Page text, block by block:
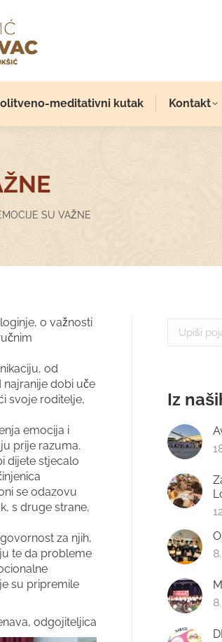
meditativni kutak Kontakt
SU VAŽNE
o važnosti
od
dobi uče
svoje roditelje,
emocija i
prije razuma.
dijete stjecalo
se odazovu
s druge strane,
za njih,
te da probleme
su pripremile
odgojiteljica
Search:
Iz